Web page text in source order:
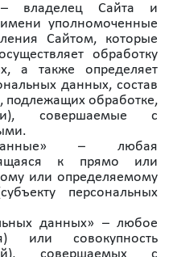
– владелец Сайта и
уполномоченные
Cайтом, которые
обработку
а также определяет
данных, состав
подлежащих обработке,
совершаемые с
данные» – любая
к прямо или
или определяемому
персональных
данных» – любое
или совокупность